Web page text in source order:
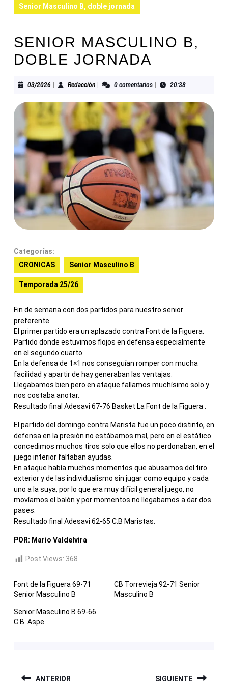
Senior Masculino B, doble jornada
SENIOR MASCULINO B,
DOBLE JORNADA
03/202603/2026RedacciónRedacción0 comentarios 20:38
Categorías:
CRONICAS
Senior Masculino B
Temporada 25/26
Fin de semana con dos partidos para nuestro senior
preferente.
El primer partido era un aplazado contra Font de la Figuera.
Partido donde estuvimos flojos en defensa especialmente
en el segundo cuarto.
En la defensa de 1×1 nos conseguían romper con mucha
facilidad y apartir de hay generaban las ventajas.
Llegabamos bien pero en ataque fallamos muchísimo solo y
nos costaba anotar.
Resultado final Adesavi 67-76 Basket La Font de la Figuera .
El partido del domingo contra Marista fue un poco distinto, en
defensa en la presión no estábamos mal, pero en el estático
concedimos muchos tiros solo que ellos no perdonaban, en el
juego interior faltaban ayudas.
En ataque había muchos momentos que abusamos del tiro
exterior y de las individualismo sin jugar como equipo y cada
uno a la suya, por lo que era muy difícil general juego, no
movíamos el balón y por momentos no llegabamos a dar dos
pases.
Resultado final Adesavi 62-65 C.B Maristas.
POR: Mario Valdelvira
Post Views: 368
Font de la Figuera 69-71
Senior Masculino B
CB Torrevieja 92-71 Senior
Masculino B
Senior Masculino B 69-66
C.B. Aspe
ANTERIOR SIGUIENTE